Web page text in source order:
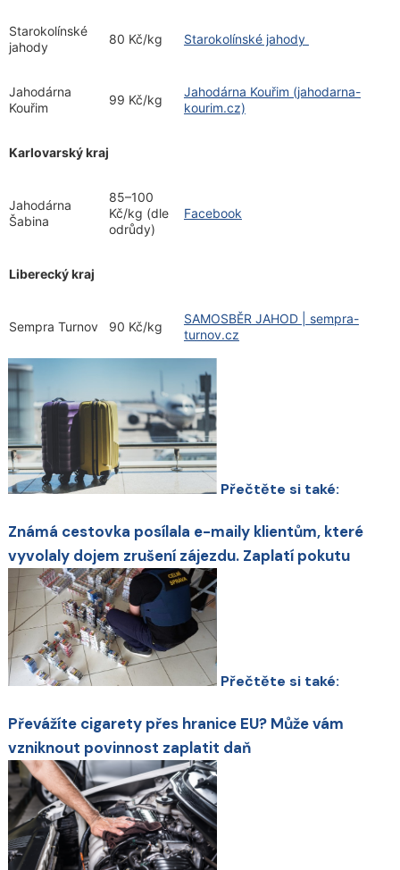
Starokolínské
jahody
80 Kč/kg Starokolínské jahody
Jahodárna
Kouřim
99 Kč/kg
Jahodárna Kouřim (jahodarna-
kourim.cz)
Karlovarský kraj
Jahodárna
Šabina
85–100
Kč/kg (dle
odrůdy)
Facebook
Liberecký kraj
Sempra Turnov 90 Kč/kg
SAMOSBĚR JAHOD | sempra-
turnov.cz
Přečtěte si také:
Známá cestovka posílala e-maily klientům, které
vyvolaly dojem zrušení zájezdu. Zaplatí pokutu
Přečtěte si také:
Převážíte cigarety přes hranice EU? Může vám
vzniknout povinnost zaplatit daň